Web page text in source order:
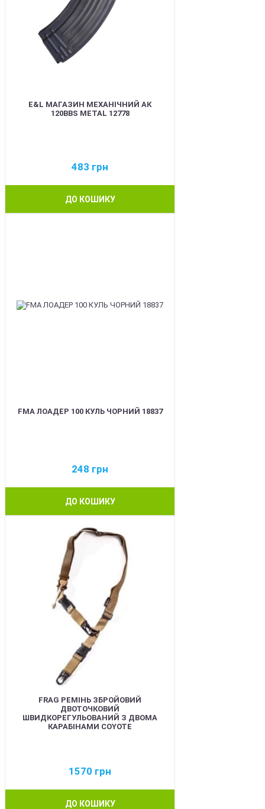
E&L МАГАЗИН МЕХАНІЧНИЙ АК
120BBS METAL 12778
483 грн
ДО КОШИКУ
FMA ЛОАДЕР 100 КУЛЬ ЧОРНИЙ 18837
248 грн
ДО КОШИКУ
FRAG РЕМІНЬ ЗБРОЙОВИЙ
ДВОТОЧКОВИЙ
ШВИДКОРЕГУЛЬОВАНИЙ З ДВОМА
КАРАБІНАМИ COYOTE
1570 грн
ДО КОШИКУ